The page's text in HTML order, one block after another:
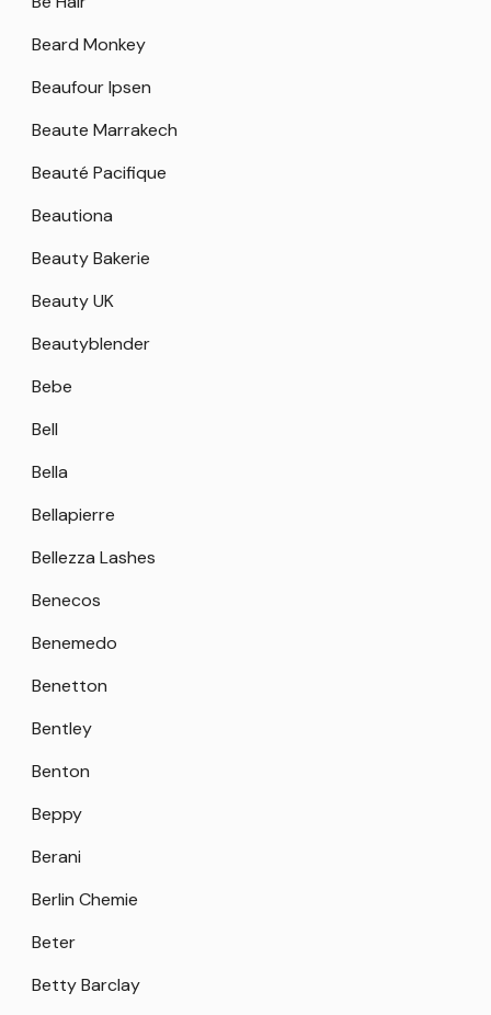
Beard Monkey
Beaufour Ipsen
Beaute Marrakech
Beauté Pacifique
Beautiona
Beauty Bakerie
Beauty UK
Beautyblender
Bebe
Bell
Bella
Bellapierre
Bellezza Lashes
Benecos
Benemedo
Benetton
Bentley
Benton
Beppy
Berani
Berlin Chemie
Beter
Betty Barclay